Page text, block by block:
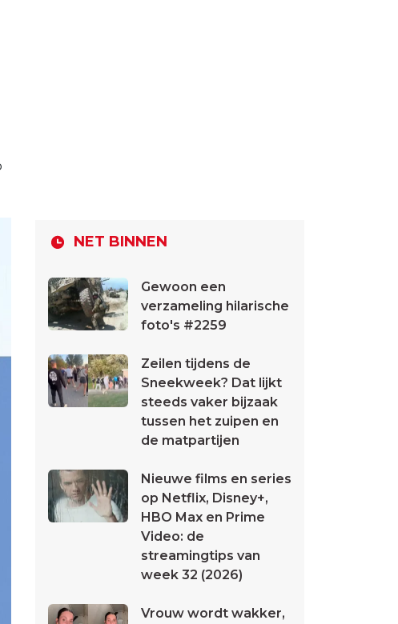
NET BINNEN
Gewoon een
verzameling hilarische
foto's #2259
Zeilen tijdens de
Sneekweek? Dat lijkt
steeds vaker bijzaak
tussen het zuipen en
de matpartijen
Nieuwe films en series
op Netflix, Disney+,
HBO Max en Prime
Video: de
streamingtips van
week 32 (2026)
Vrouw wordt wakker,